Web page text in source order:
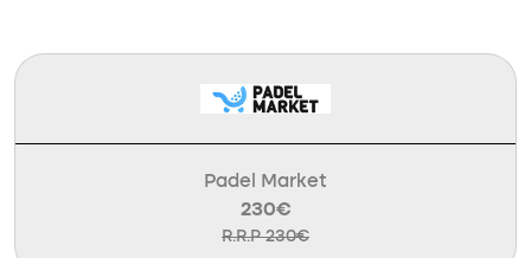
Padel Market
230€
R.R.P 230€